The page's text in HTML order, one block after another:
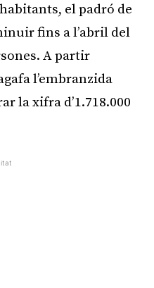
el padró de
fins a l’abril del
A partir
l’embranzida
la xifra d’1.718.000